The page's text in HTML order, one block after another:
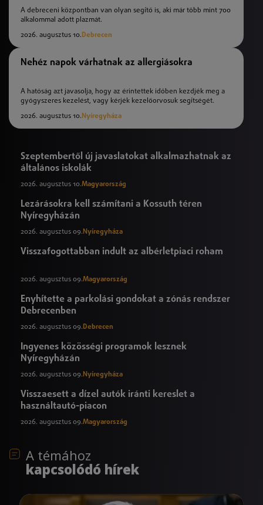
A debreceni központban van olyan segítő is, aki már több mint 700
alkalommal adott plazmát.
2026. augusztus 10.Debrecen
Nehéz napok várhatnak az allergiásokra
A hatóság azt javasolja, hogy az érintettek időben kezdjék meg a
gyógyszeres kezelést, vagy kérjék kezelőorvosuk segítségét.
2026. augusztus 10. Nyíregyháza
Szeptembertől új javaslatokat alkalmazhatnak az
általános iskolák
2026. augusztus 10.Magyarország
Lezárásokra kell számítani a Kossuth téren
Nyíregyházán
2026. augusztus 09. Nyíregyháza
Visszafogottabban indult az albérletpiaci roham
2026. augusztus 09.Magyarország
Enyhítette a parkolási gondokat a zónás rendszer
Debrecenben
2026. augusztus 09.Debrecen
Ingyenes közösségi programok lesznek
Nyíregyházán
2026. augusztus 09. Nyíregyháza
Visszaesett a dízel autók iránti kereslet a
használtautó-piacon
2026. augusztus 09.Magyarország
A témához
kapcsolódó hírek